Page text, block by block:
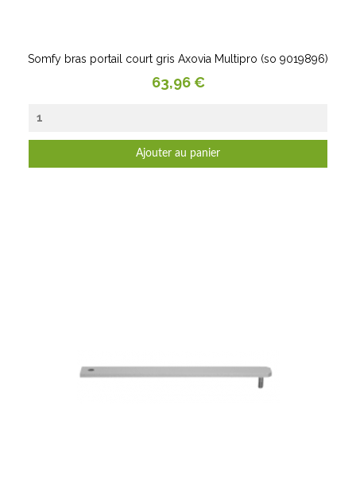
Somfy bras portail court gris Axovia Multipro (so 9019896)
Prix
63,96 €
Ajouter au panier